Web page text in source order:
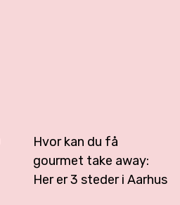
Hvor kan du få
gourmet take away:
Her er 3 steder i Aarhus